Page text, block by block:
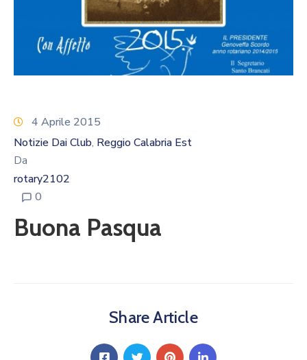
4 Aprile 2015
Notizie Dai Club‚ Reggio Calabria Est
Da
rotary2102
0
Buona Pasqua
Share Article